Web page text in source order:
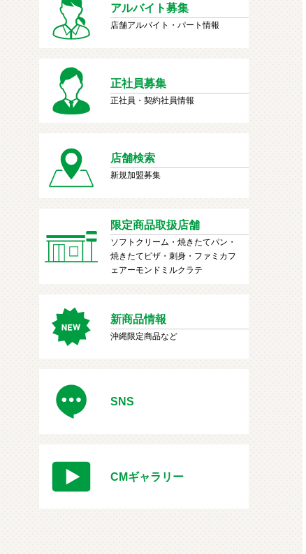
アルバイト募集
店舗アルバイト・パート情報
正社員募集
正社員・契約社員情報
店舗検索
新規加盟募集
限定商品取扱店舗
ソフトクリーム・焼きたてパン・
焼きたてピザ・刺身・ファミカフ
ェアーモンドミルクラテ
新商品情報
沖縄限定商品など
SNS
CMギャラリー